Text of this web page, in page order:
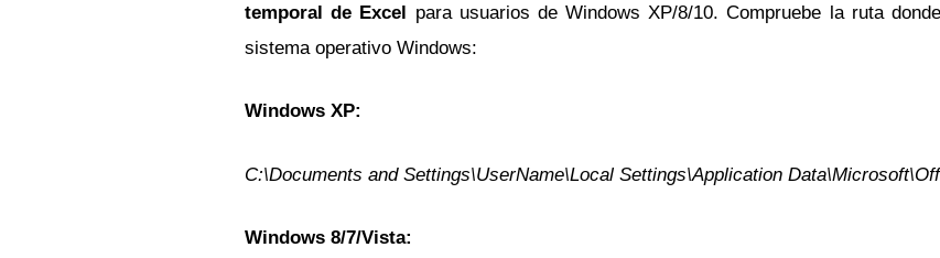
temporal de Excel para usuarios de Windows XP/8/10. Compruebe la ruta
sistema operativo Windows:
Windows XP:
C:\Documents and Settings\UserName\Local Settings\Application
Windows 8/7/Vista: